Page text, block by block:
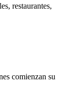
restaurantes,
comienzan su